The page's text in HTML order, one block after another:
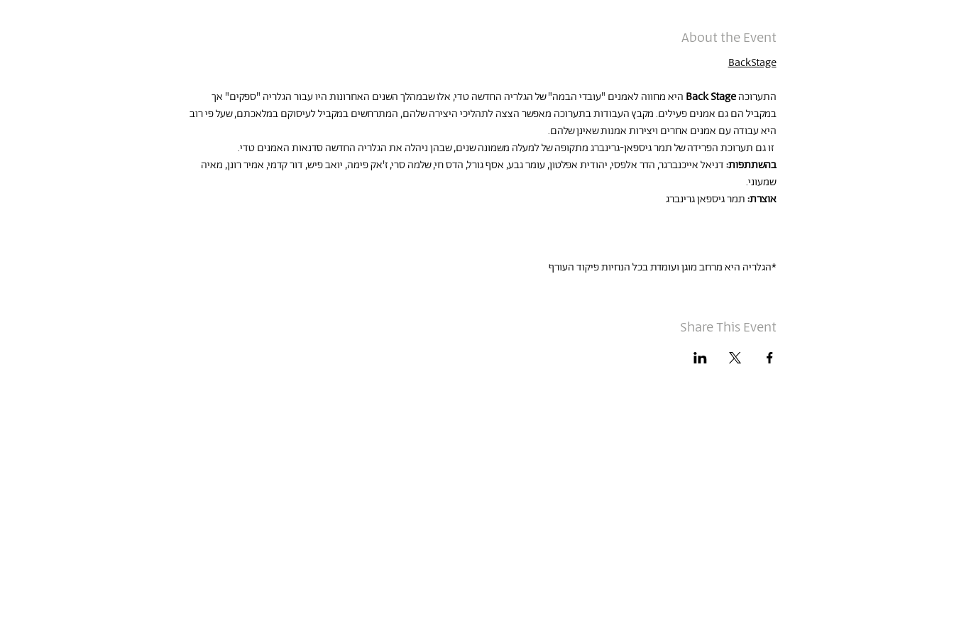
About the Event
BackStage
התערוכה Back Stage היא מחווה לאמנים "עובדי הבמה" של הגלריה החדשה טדי, אלו שבמהלך השנים האחרונות היו עבור הגלריה "ספקים" אך
במקביל הם גם אמנים פעילים. מקבץ העבודות בתערוכה מאפשר הצצה לתהליכי היצירה שלהם, המתרחשים במקביל לעיסוקם במלאכתם, שעל פי רוב
היא עבודה עם אמנים אחרים ויצירות אמנות שאינן שלהם.
זו גם תערוכת הפרידה של תמר גיספאן-גרינברג מתקופה של למעלה משמונה שנים, שבהן ניהלה את הגלריה החדשה סדנאות האמנים טדי.
בהשתתפות: דניאל אייכנברגר, הדר אלפסי, יהודית אפלטון, עומר גבע, אסף גורל, הדס חי, שלמה סרי, ז'אק פימה, יואב פיש, דור קדמי, אמיר רונן, מאיה
שמעוני.
אוצרת: תמר גיספאן גרינברג
*הגלריה היא מרחב מוגן ועומדת בכל הנחיות פיקוד העורף
Share This Event